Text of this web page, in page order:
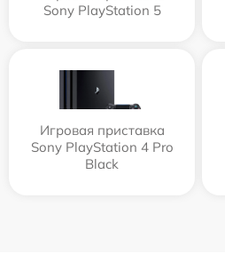
Sony PlayStation 5
Игровая приставка
Sony PlayStation 4 Pro
Black